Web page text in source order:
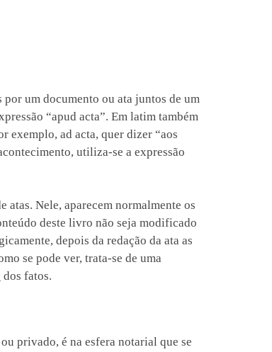
um documento ou ata juntos de um
“apud acta”. Em latim também
exemplo, ad acta, quer dizer “aos
utiliza-se a expressão
atas. Nele, aparecem normalmente os
deste livro não seja modificado
depois da redação da ata as
se pode ver, trata-se de uma
dos fatos.
privado, é na esfera notarial que se